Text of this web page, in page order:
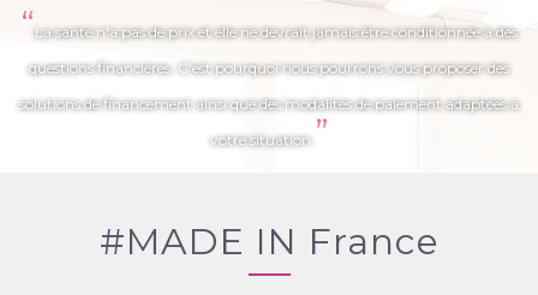
“La santé n'a pas de prix et elle ne devrait jamais être conditionnée à des
questions financières. C'est pourquoi nous pourrons vous proposer des
solutions de financement ainsi que des modalités de paiement adaptées à
votre situation. ”
#MADE IN France